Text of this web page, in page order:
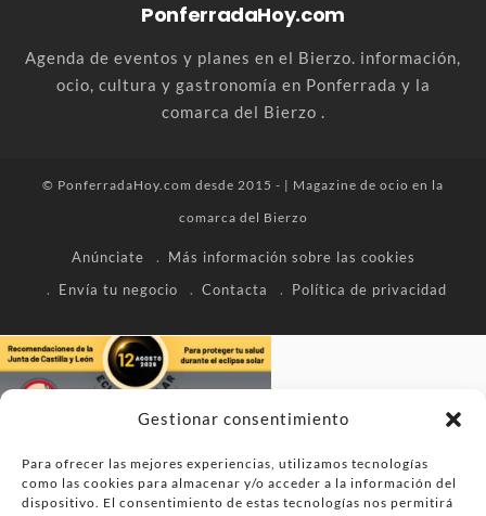
Gestionar consentimiento
Para ofrecer las mejores experiencias, utilizamos tecnologías
como las cookies para almacenar y/o acceder a la información del
dispositivo. El consentimiento de estas tecnologías nos permitirá
PonferradaHoy.com
Agenda de eventos y planes en el Bierzo. información,
ocio, cultura y gastronomía en Ponferrada y la
comarca del Bierzo .
© PonferradaHoy.com desde 2015 - | Magazine de ocio en la
comarca del Bierzo
Anúnciate
Más información sobre las cookies
Envía tu negocio
Contacta Política de privacidad